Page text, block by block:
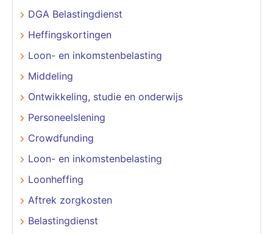
DGA Belastingdienst
Heffingskortingen
Loon- en inkomstenbelasting
Middeling
Ontwikkeling, studie en onderwijs
Personeelslening
Crowdfunding
Loon- en inkomstenbelasting
Loonheffing
Aftrek zorgkosten
Belastingdienst